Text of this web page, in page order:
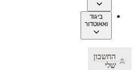
ביגוד
ואאוטדור
החשבון
שלי